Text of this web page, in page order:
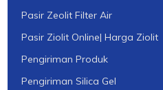
Pasir Zeolit Filter Air
Pasir Ziolit Online| Harga Ziolit
Pengiriman Produk
Pengiriman Silica Gel